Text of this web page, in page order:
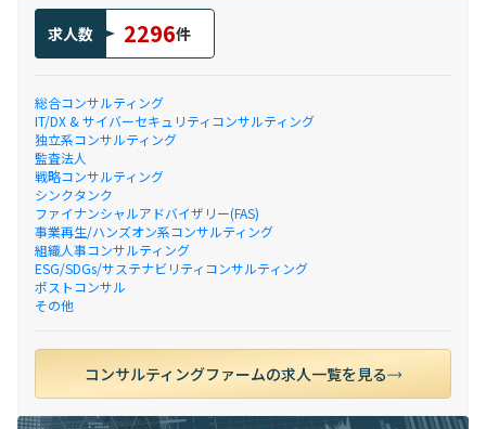
求人数 2296件
総合コンサルティング
IT/DX & サイバーセキュリティコンサルティング
独立系コンサルティング
監査法人
戦略コンサルティング
シンクタンク
ファイナンシャルアドバイザリー(FAS)
事業再生/ハンズオン系コンサルティング
組織人事コンサルティング
ESG/SDGs/サステナビリティコンサルティング
ポストコンサル
その他
コンサルティングファームの求人一覧を見る